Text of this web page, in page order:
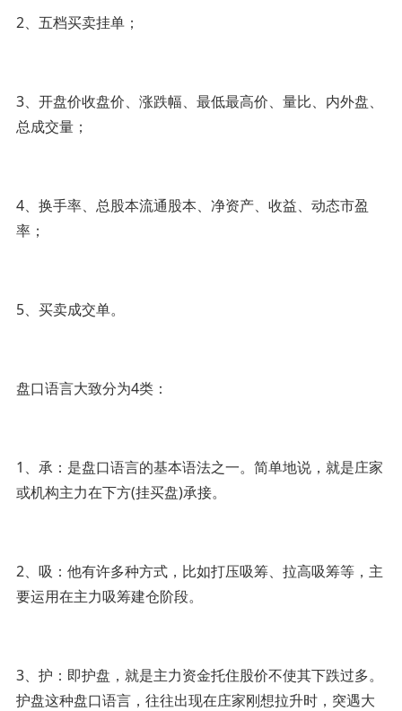
2、五档买卖挂单；
3、开盘价收盘价、涨跌幅、最低最高价、量比、内外盘、
总成交量；
4、换手率、总股本流通股本、净资产、收益、动态市盈
率；
5、买卖成交单。
盘口语言大致分为4类：
1、承：是盘口语言的基本语法之一。简单地说，就是庄家
或机构主力在下方(挂买盘)承接。
2、吸：他有许多种方式，比如打压吸筹、拉高吸筹等，主
要运用在主力吸筹建仓阶段。
3、护：即护盘，就是主力资金托住股价不使其下跌过多。
护盘这种盘口语言，往往出现在庄家刚想拉升时，突遇大